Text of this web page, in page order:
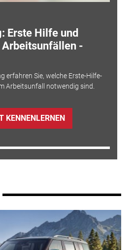
Erste Hilfe und
-
erfahren Sie, welche Erste-Hilfe-
Arbeitsunfall notwendig sind.
KENNENLERNEN